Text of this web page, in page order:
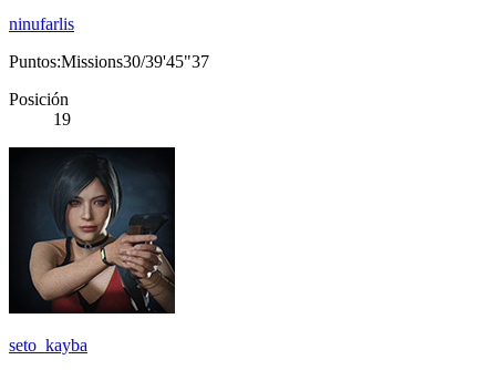
ninufarlis
Puntos:Missions30/39'45"37
Posición
19
seto_kayba